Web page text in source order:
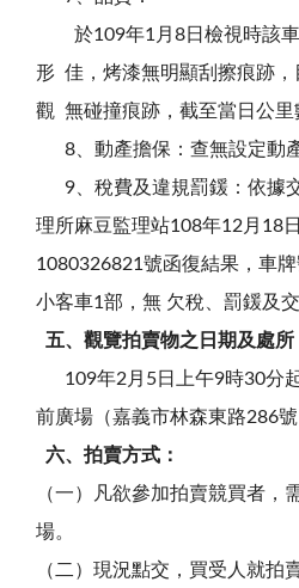
於109年1月8日檢視時該車
形 佳，烤漆無明顯刮擦痕跡
觀 無碰撞痕跡，截至當日公里
8、動產擔保：查無設定動產
9、稅費及違規罰鍰：依據
理所麻豆監理站108年12月18
1080326821號函復結果，車
小客車1部，無 欠稅、罰鍰及
五、觀覽拍賣物之日期及處所
109年2月5日上午9時30分
前廣場（嘉義市林森東路286號
六、拍賣方式：
（一）凡欲參加拍賣競買者，
場。
（二）現況點交，買受人就拍